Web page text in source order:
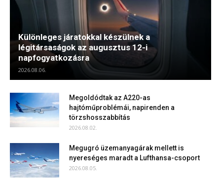
Különleges járatokkal készülnek a
légitársaságok az augusztus 12-i
napfogyatkozásra
2026.08.06.
Megoldódtak az A220-as
hajtóműproblémái, napirenden a
törzshosszabbítás
2026.08.02.
Megugró üzemanyagárak mellett is
nyereséges maradt a Lufthansa-csoport
2026.08.05.